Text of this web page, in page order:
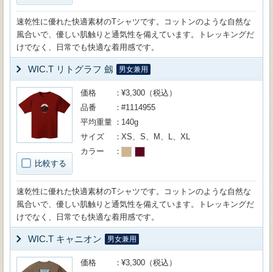
速乾性に優れた快適素材のTシャツです。コットンのような自然な
風合いで、優しい肌触りと通気性を備えています。トレッキングだ
けでなく、日常でも快適な着用感です。
WIC.T リトグラフ 劔 男女兼用
比較する
価格
¥3,300（税込）
品番
#1114955
平均重量
140g
サイズ
XS、S、M、L、XL
カラー
速乾性に優れた快適素材のTシャツです。コットンのような自然な
風合いで、優しい肌触りと通気性を備えています。トレッキングだ
けでなく、日常でも快適な着用感です。
WIC.T キャニオン 男女兼用
価格
¥3,300（税込）